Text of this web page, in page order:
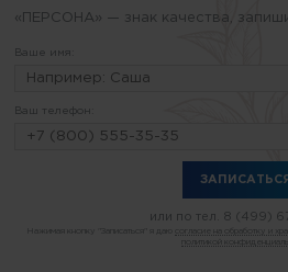
«ПЕРСОНА» — знак качества,
Ваше имя:
Ваш телефон:
или по тел. 8 (499)
Нажимая кнопку "Записаться" я даю согласие на обработку и
политикой